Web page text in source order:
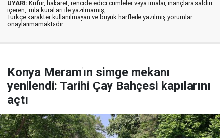
UYARI: Küfür, hakaret, rencide edici cümleler veya imalar, inançlara saldırı
içeren, imla kuralları ile yazılmamış,
Türkçe karakter kullanılmayan ve büyük harflerle yazılmış yorumlar
onaylanmamaktadır.
Konya Meram'ın simge mekanı
yenilendi: Tarihi Çay Bahçesi kapılarını
açtı